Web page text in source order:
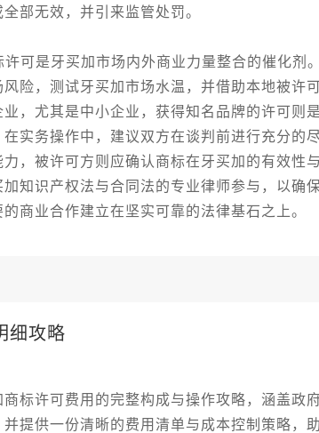
部无效，并引来监管处罚。
是牙买加市场内外商业力量整合的催化剂。
险，测试牙买加市场水温，并借助本地被许
，尤其是中小企业，获得知名品牌的许可则
实务操作中，建议双方在谈判前进行充分的
，被许可方则应确认商标在牙买加的有效性
知识产权法与合同法的专业律师参与，以确
商业合作建立在坚实可靠的法律基石之上。
细攻略
标许可费用的完整构成与操作攻略，涵盖政
提供一份清晰的费用清单与成本控制策略，